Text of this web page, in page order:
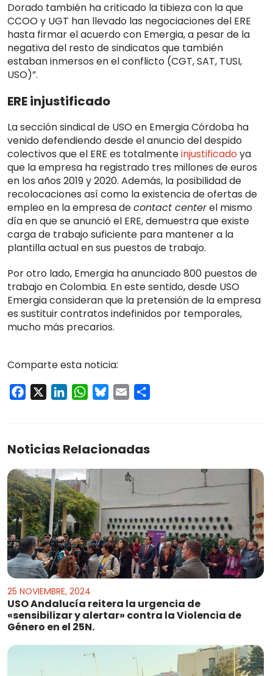
Dorado también ha criticado la tibieza con la que
CCOO y UGT han llevado las negociaciones del ERE
hasta firmar el acuerdo con Emergia, a pesar de la
negativa del resto de sindicatos que también
estaban inmersos en el conflicto (CGT, SAT, TUSI,
USO)”.
ERE injustificado
La sección sindical de USO en Emergia Córdoba ha
venido defendiendo desde el anuncio del despido
colectivos que el ERE es totalmenteinjustificadoya
que la empresa ha registrado tres millones de euros
en los años 2019 y 2020. Además, la posibilidad de
recolocaciones así como la existencia de ofertas de
empleo en la empresa decontact centerel mismo
día en que se anunció el ERE, demuestra que existe
carga de trabajo suficiente para mantener a la
plantilla actual en sus puestos de trabajo.
Por otro lado, Emergia ha anunciado 800 puestos de
trabajo en Colombia. En este sentido, desde USO
Emergia consideran que la pretensión de la empresa
es sustituir contratos indefinidos por temporales,
mucho más precarios.
Comparte esta noticia:
Facebook LinkedInWhatsApp
Bluesky
Email
Noticias Relacionadas
25 NOVIEMBRE, 2024
USO Andalucía reitera la urgencia de
«sensibilizar y alertar» contra la Violencia de
Género en el 25N.